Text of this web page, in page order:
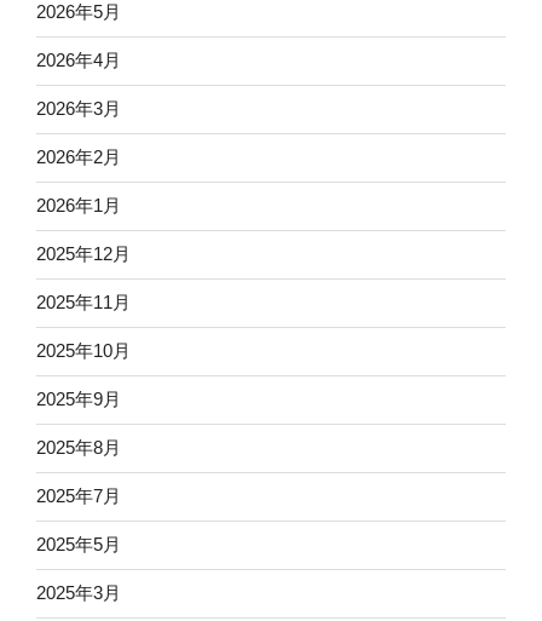
2026年5月
2026年4月
2026年3月
2026年2月
2026年1月
2025年12月
2025年11月
2025年10月
2025年9月
2025年8月
2025年7月
2025年5月
2025年3月